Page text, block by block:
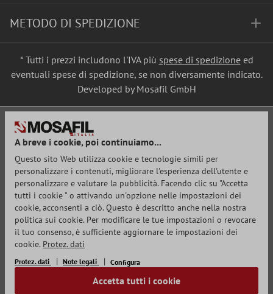
METODO DI SPEDIZIONE
* Tutti i prezzi includono l'IVA più spese di spedizioneed
eventuali spese di spedizione, se non diversamente indicato.
Developed by Mosafil GmbH
A breve i cookie, poi continuiamo...
Questo sito Web utilizza cookie e tecnologie simili per
personalizzare i contenuti, migliorare l'esperienza dell'utente e
personalizzare e valutare la pubblicità. Facendo clic su "Accetta
tutti i cookie " o attivando un'opzione nelle impostazioni dei
cookie, acconsenti a ciò. Questo è descritto anche nella nostra
politica sui cookie. Per modificare le tue impostazioni o revocare
il tuo consenso, è sufficiente aggiornare le impostazioni dei
cookie. Protez. dati
Protez. dati Note legali Configura
Accetta tutti i cookie